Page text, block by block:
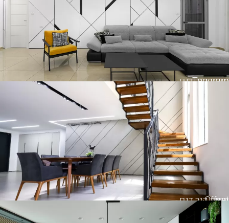
חיפוי קיר דגם
Tangram
חיפוי קיר דגם
Offset